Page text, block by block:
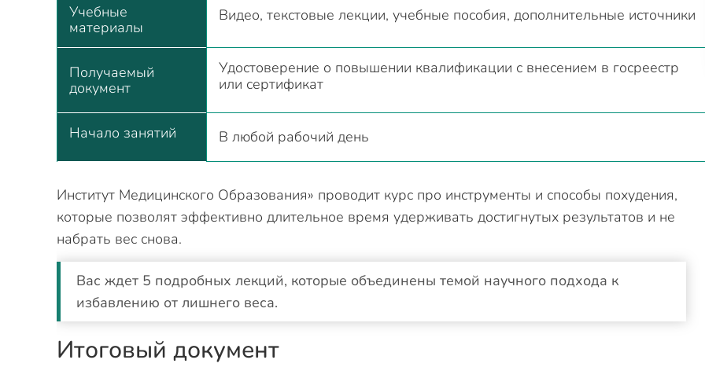
Учебные
материалы
Видео, текстовые лекции, учебные пособия, дополнительные источники
Получаемый
документ
Удостоверение о повышении квалификации с внесением в госреестр
или сертификат
Начало занятий В любой рабочий день
Институт Медицинского Образования» проводит курс про инструменты и способы похудения,
которые позволят эффективно длительное время удерживать достигнутых результатов и не
набрать вес снова.
Вас ждет 5 подробных лекций, которые объединены темой научного подхода к
избавлению от лишнего веса.
Итоговый документ